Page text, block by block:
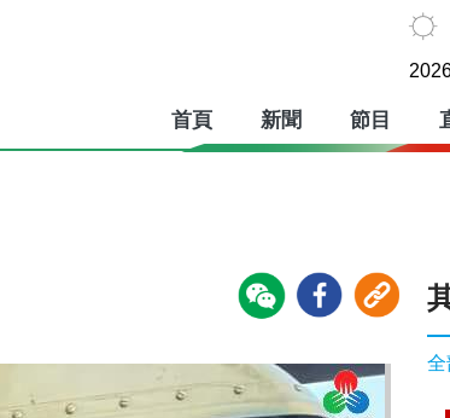
首頁 新聞 節目
全